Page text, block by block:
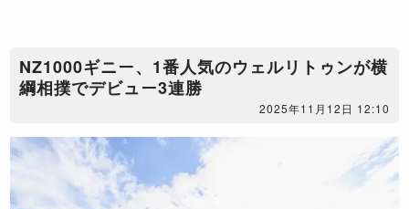
NZ1000ギニー、1番人気のウェルリトゥンが横
綱相撲でデビュー3連勝
2025年11月12日 12:10